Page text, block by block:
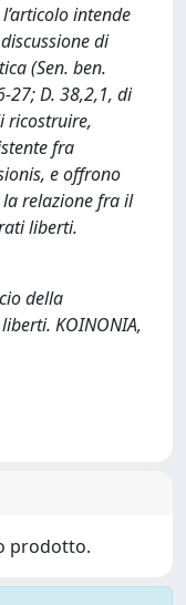
intende
di
(Sen. ben.
27; D. 38,2,1, di
ricostruire,
fra
e offrono
relazione fra il
liberti.
della
KOINONIA,
prodotto.